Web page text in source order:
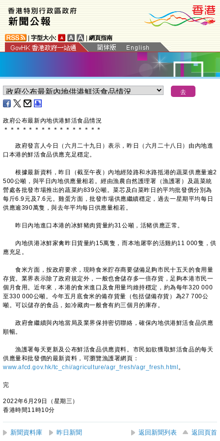
字型大小: 網頁指南
政府公布最新內地供港鮮活食品情況
＊ ＊ ＊ ＊ ＊ ＊ ＊ ＊ ＊ ＊ ＊ ＊ ＊ ＊ ＊ ＊
政府發言人今日（六月二十九日）表示，昨日（六月二十八日）由內地進
口本港的鮮活食品供應充足穩定。
根據最新資料，昨日（截至午夜）內地經陸路和水路抵港的蔬菜供應量逾2
500公噸，與平日內地供應量相若。經由漁農自然護理署（漁護署）及蔬菜統
營處各批發市場推出的蔬菜約839公噸。菜芯及白菜昨日的平均批發價分別為
每斤6.9元及7.6元。雞蛋方面，批發市場供應繼續穩定，過去一星期平均每日
供應逾390萬隻，與去年平均每日供應量相若。
昨日內地進口本港的冰鮮豬肉貨量約31公噸，活豬供應正常。
內地供港冰鮮家禽昨日貨量約15萬隻，而本地屠宰的活雞約11 000隻，供
應充足。
食米方面，按政府要求，現時食米貯存商要儲備足夠市民十五天的食用量
存貨。業界表示除了政府規定外，一般也會儲存多一倍存貨，足夠本港市民一
個月食用。近年來，本港的食米進口及食用量均維持穩定，約為每年320 000
至330 000公噸。今年五月底食米的備存貨量（包括儲備存貨）為27 700公
噸。可以儲存的食品，如冷藏肉一般會有約三個月的庫存。
政府會繼續與內地當局及業界保持密切聯絡，確保內地供港鮮活食品供應
順暢。
漁護署每天更新及公布鮮活食品供應資料。市民如欲獲取鮮活食品的每天
供應量和批發價的最新資料，可瀏覽漁護署網頁：
www.afcd.gov.hk/tc_chi/agriculture/agr_fresh/agr_fresh.html 。
完
2022年6月29日（星期三）
香港時間11時10分
新聞資料庫 昨日新聞 返回新聞列表 返回頁首